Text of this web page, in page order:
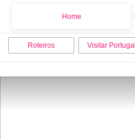
Home
Roteiros Visitar Portugal